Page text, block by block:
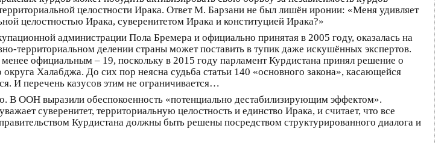
целостности Ирака. Ответ М. Барзани не был лишён иронии: «Меня удивляет
целостностью Ирака, суверенитетом Ирака и конституцией Ирака?»
администрации Пола Бремера и официально принятая в 2005 году, оказалась на
территориальном делении страны может поставить в тупик даже искушённых экспертов.
официальным – 19, поскольку в 2015 году парламент Курдистана принял решение о
Халабджа. До сих пор неясна судьба статьи 140 «основного закона», касающейся
И перечень казусов этим не ограничивается…
В ООН выразили обеспокоенность «потенциально дестабилизирующим эффектом».
суверенитет, территориальную целостность и единство Ирака, и считает, что все
Курдистана должны быть решены посредством структурированного диалога и